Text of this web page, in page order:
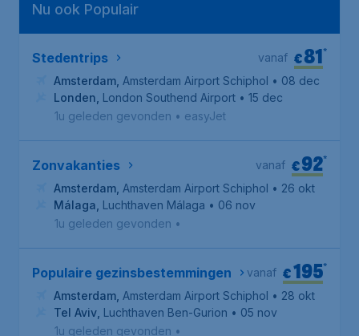
Nu ook Populair
Stedentrips €81*
vanaf
Amsterdam Amsterdam Airport Schiphol • 08 dec
Londen London Southend Airport • 15 dec
1u geleden gevonden • easyJet
Zonvakanties €92*
vanaf
Amsterdam Amsterdam Airport Schiphol • 26 okt
Málaga Luchthaven Málaga • 06 nov
1u geleden gevonden •
Populaire gezinsbestemmingen €195*
vanaf
Amsterdam Amsterdam Airport Schiphol • 28 okt
Tel Aviv Luchthaven Ben-Gurion • 05 nov
1u geleden gevonden •